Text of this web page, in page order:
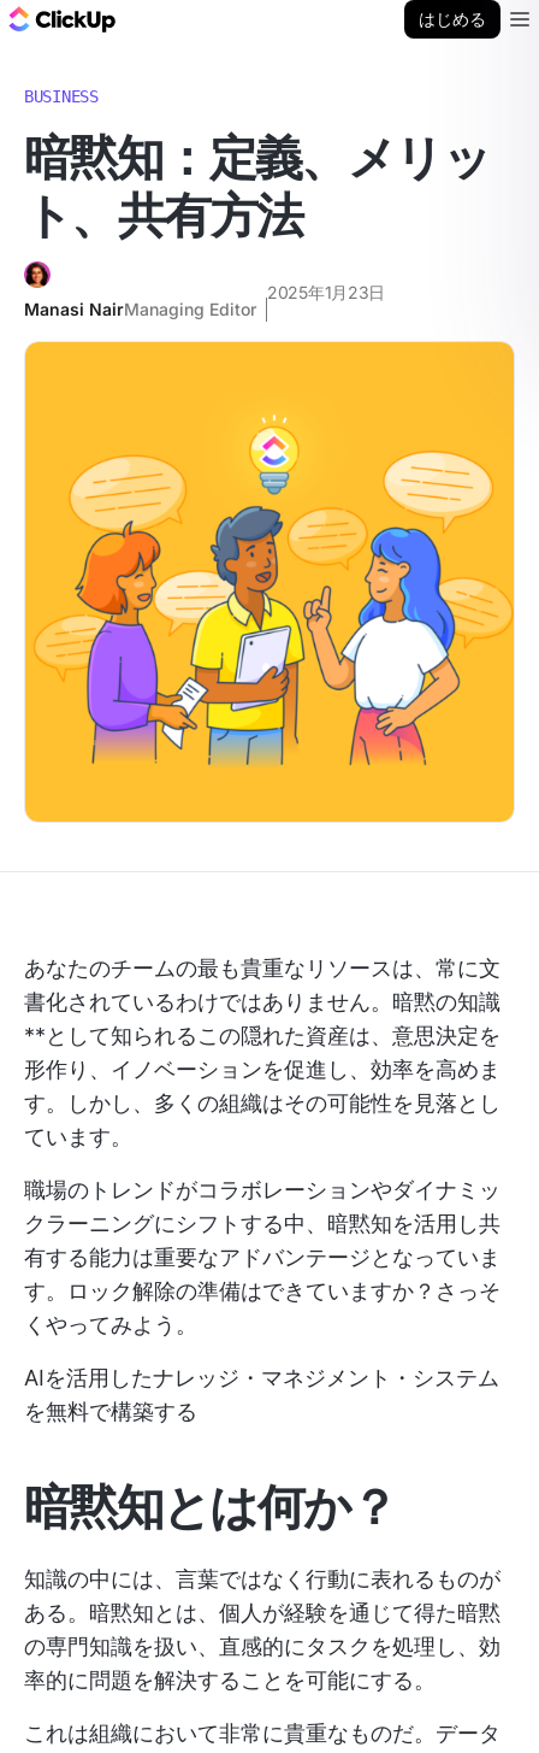
はじめる
BUSINESS
暗黙知：定義、メリッ
ト、共有方法
Manasi NairManaging Editor
2025年1月23日
あなたのチームの最も貴重なリソースは、常に文
書化されているわけではありません。暗黙の知識
**として知られるこの隠れた資産は、意思決定を
形作り、イノベーションを促進し、効率を高めま
す。しかし、多くの組織はその可能性を見落とし
ています。
職場のトレンドがコラボレーションやダイナミッ
クラーニングにシフトする中、暗黙知を活用し共
有する能力は重要なアドバンテージとなっていま
す。ロック解除の準備はできていますか？さっそ
くやってみよう。
AIを活用したナレッジ・マネジメント・システム
を無料で構築する
暗黙知とは何か？
知識の中には、言葉ではなく行動に表れるものが
ある。暗黙知とは、個人が経験を通じて得た暗黙
の専門知識を扱い、直感的にタスクを処理し、効
率的に問題を解決することを可能にする。
これは組織において非常に貴重なものだ。データ